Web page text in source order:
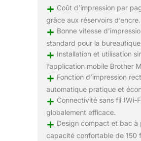
+ Coût d’impression par
grâce aux réservoirs d’encre.
+ Bonne vitesse
standard pour la
+ Installation et utilisation
l’application mobile Brother
+ Fonction d’impression
automatique pratique et
+ Connectivité sans fil (Wi-
globalement efficace.
+ Design compact et bac à
capacité confortable de 150